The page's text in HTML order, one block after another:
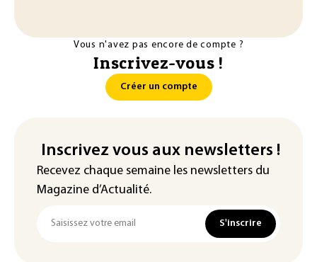
Vous n'avez pas encore de compte ?
Inscrivez-vous !
Créer un compte
Inscrivez vous aux newsletters !
Recevez chaque semaine les newsletters du
Magazine d’Actualité.
S'inscrire